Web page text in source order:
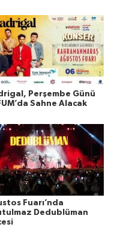
Perşembe Günü
Sahne Alacak
Fuarı’nda
Dedublüman